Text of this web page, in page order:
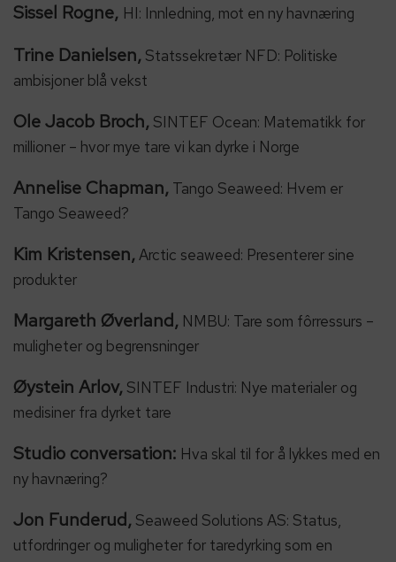
Sissel Rogne, HI: Innledning, mot en ny havnæring
Trine Danielsen, Statssekretær NFD: Politiske
ambisjoner blå vekst
Ole Jacob Broch, SINTEF Ocean: Matematikk for
millioner – hvor mye tare vi kan dyrke i Norge
Annelise Chapman, Tango Seaweed: Hvem er
Tango Seaweed?
Kim Kristensen,Arctic seaweed: Presenterer sine
produkter
Margareth Øverland, NMBU: Tare som fôrressurs –
muligheter og begrensninger
Øystein Arlov, SINTEF Industri: Nye materialer og
medisiner fra dyrket tare
Studio conversation: Hva skal til for å lykkes med en
ny havnæring?
Jon Funderud, Seaweed Solutions AS: Status,
utfordringer og muligheter for taredyrking som en